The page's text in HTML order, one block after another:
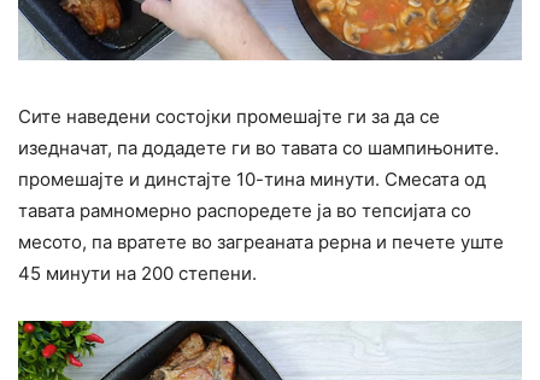
Сите наведени состојки промешајте ги за да се
изедначат, па додадете ги во тавата со шампињоните.
промешајте и динстајте 10-тина минути. Смесата од
тавата рамномерно распоредете ја во тепсијата со
месото, па вратете во загреаната рерна и печете уште
45 минути на 200 степени.